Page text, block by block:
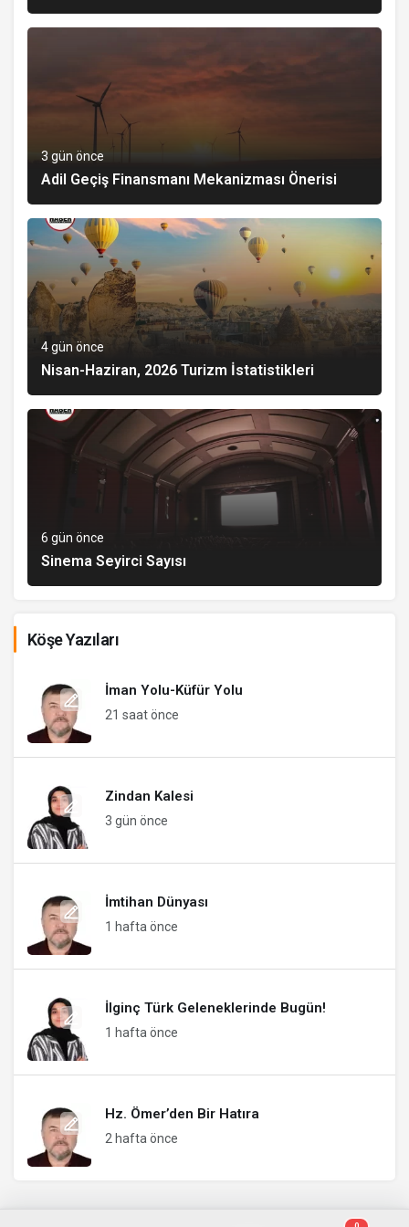
3 gün önce
Adil Geçiş Finansmanı Mekanizması Önerisi
4 gün önce
Nisan-Haziran, 2026 Turizm İstatistikleri
6 gün önce
Sinema Seyirci Sayısı
Köşe Yazıları
İman Yolu-Küfür Yolu
21 saat önce
Zindan Kalesi
3 gün önce
İmtihan Dünyası
1 hafta önce
İlginç Türk Geleneklerinde Bugün!
1 hafta önce
Hz. Ömer’den Bir Hatıra
2 hafta önce